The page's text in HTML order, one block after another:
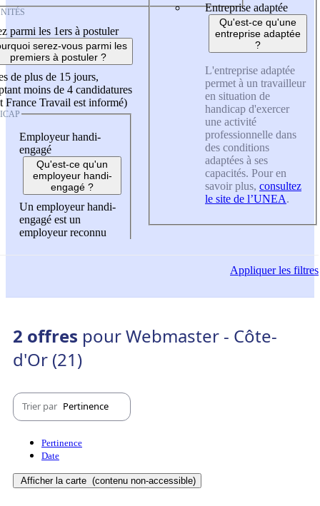
parmi les 1ers à postuler
serez-vous parmi les
premiers à postuler ?
de plus de 15 jours,
moins de 4 candidatures
France Travail est informé)
Employeur handi-
engagé
Qu'est-ce qu'un
employeur handi-
engagé ?
Un employeur handi-
engagé est un
employeur reconnu
Entreprise adaptée
Qu'est-ce qu'une
entreprise adaptée
?
L'entreprise adaptée
permet à un travailleur
en situation de
handicap d'exercer
une activité
professionnelle dans
des conditions
adaptées à ses
capacités. Pour en
savoir plus, consultez
le site de l’UNEA.
Appliquerles filtres
2 offres pour Webmaster - Côte-
d'Or (21)
Trier par Pertinence
Pertinence
Date
Afficher la carte (contenu non-accessible)